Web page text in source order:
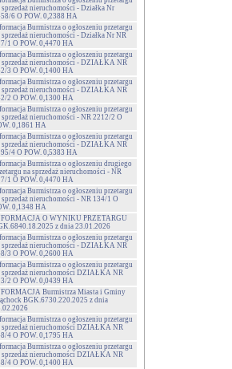
sprzedaż nieruchomości - Działka Nr
6 O POW. 0,2388 HA
Burmistrza o ogłoszeniu przetargu
sprzedaż nieruchomości - Działka Nr NR
1 O POW. 0,4470 HA
Burmistrza o ogłoszeniu przetargu
sprzedaż nieruchomości - DZIAŁKA NR
3 O POW. 0,1400 HA
Burmistrza o ogłoszeniu przetargu
sprzedaż nieruchomości - DZIAŁKA NR
2 O POW. 0,1300 HA
Burmistrza o ogłoszeniu przetargu
sprzedaż nieruchomości - NR 2212/2 O
0,1861 HA
Burmistrza o ogłoszeniu przetargu
sprzedaż nieruchomości - DZIAŁKA NR
4 O POW. 0,5383 HA
Burmistrza o ogłoszeniu drugiego
na sprzedaż nieruchomości - NR
1 O POW. 0,4470 HA
Burmistrza o ogłoszeniu przetargu
sprzedaż nieruchomości - NR 134/1 O
0,1348 HA
O WYNIKU PRZETARGU
z dnia 23.01.2026
Burmistrza o ogłoszeniu przetargu
sprzedaż nieruchomości - DZIAŁKA NR
3 O POW. 0,2600 HA
Burmistrza o ogłoszeniu przetargu
sprzedaż nieruchomości DZIAŁKA NR
2 O POW. 0,0439 HA
Burmistrza Miasta i Gminy
BGK.6730.220.2025 z dnia
Burmistrza o ogłoszeniu przetargu
sprzedaż nieruchomości DZIAŁKA NR
4 O POW. 0,1795 HA
Burmistrza o ogłoszeniu przetargu
sprzedaż nieruchomości DZIAŁKA NR
4 O POW. 0,1400 HA